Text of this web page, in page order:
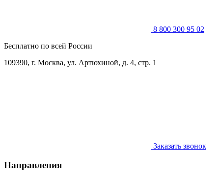
8 800 300 95 02
Бесплатно по всей России
109390, г. Москва, ул. Артюхиной, д. 4, стр. 1
Заказать звонок
Направления